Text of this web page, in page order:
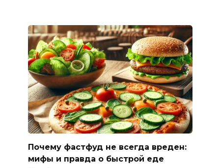
Почему фастфуд не всегда вреден:
мифы и правда о быстрой еде